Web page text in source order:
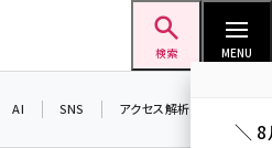
検索 MENU
AI SNS アクセス解析／データ分析
＼ 8